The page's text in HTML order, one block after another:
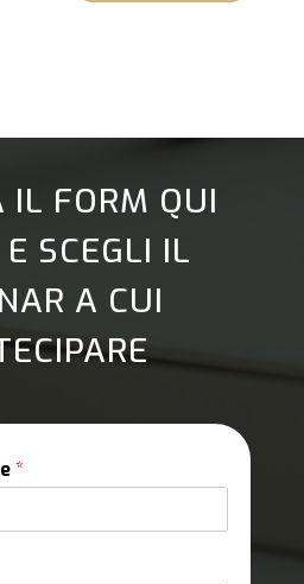
IL FORM QUI
SCEGLI IL
A CUI
*